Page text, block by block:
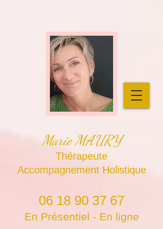
Marie MAURY
Thérapeute
Accompagnement Holistique
06 18 90 37 67
En Présentiel - En ligne